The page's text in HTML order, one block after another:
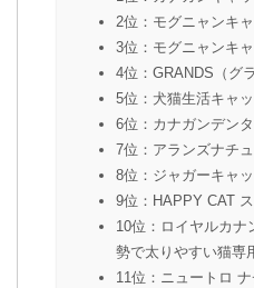
2位：モグニャンキ
3位：モグニャンキ
4位：GRANDS（グ
5位：犬猫生活キャ
6位：カナガンデン
7位：アランズナチ
8位：ジャガーキャ
9位：HAPPY CAT
10位：ロイヤルカナ
勢で太りやすい猫専
11位：ニュートロ